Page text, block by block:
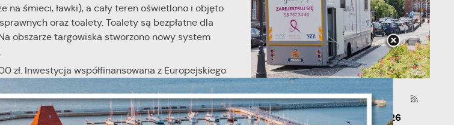
na śmieci, ławki), a cały teren oświetlono i objęto
oraz toalety. Toalety są bezpłatne dla
obszarze targowiska stworzono nowy system
zł. Inwestycja współfinansowana z Europejskiego
Rozwoju Obszarów Wiejskich na lata 2014-2020.
03 - 08 - 2026
Mammografia Puck 6.08.2026
Możesz zmienić ustawienia cookies lub zaakceptować je
możesz dokonać zmiany swoich ustawień.